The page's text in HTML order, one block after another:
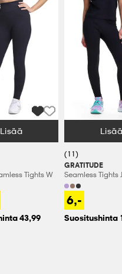
Koko
Lisää
Tights W
43,99
Valitse Koko
(11)
GRATITUDE
Seamless Tights
6,-
Suositushinta